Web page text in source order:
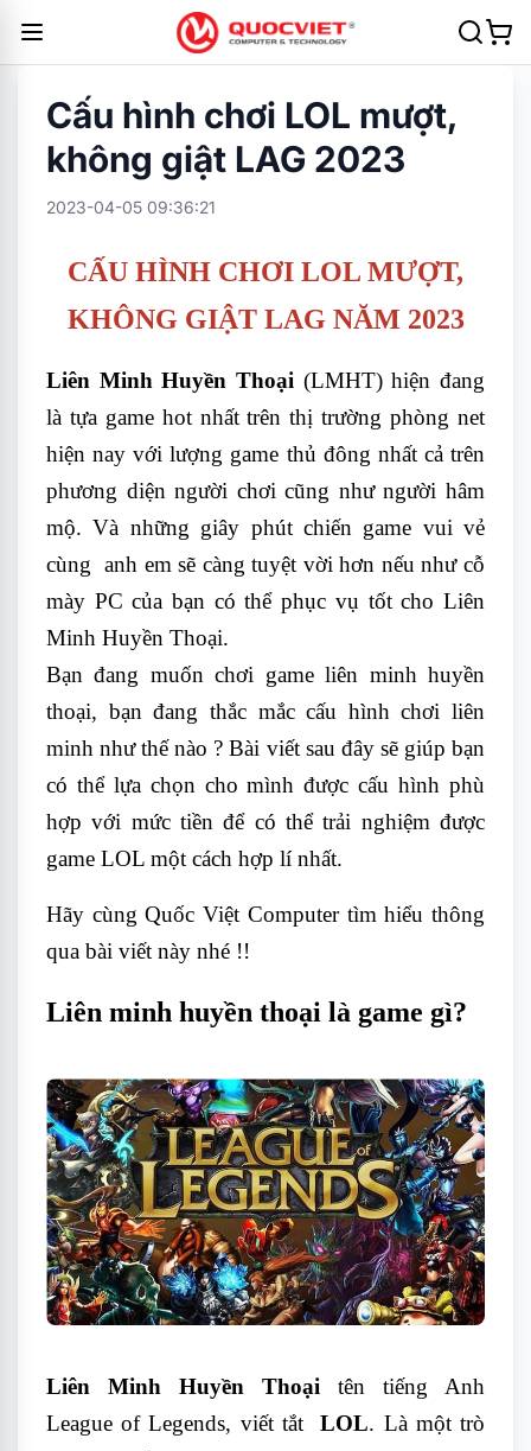
Cấu hình chơi LOL mượt,
không giật LAG 2023
2023-04-05 09:36:21
CẤU HÌNH CHƠI LOL MƯỢT,
KHÔNG GIẬT LAG NĂM 2023
Liên Minh Huyền Thoại (LMHT) hiện đang
là tựa game hot nhất trên thị trường phòng net
hiện nay với lượng game thủ đông nhất cả trên
phương diện người chơi cũng như người hâm
mộ. Và những giây phút chiến game vui vẻ
cùng anh em sẽ càng tuyệt vời hơn nếu như cỗ
mày PC của bạn có thể phục vụ tốt cho Liên
Minh Huyền Thoại.
Bạn đang muốn chơi game liên minh huyền
thoại, bạn đang thắc mắc cấu hình chơi liên
minh như thế nào ? Bài viết sau đây sẽ giúp bạn
có thể lựa chọn cho mình được cấu hình phù
hợp với mức tiền để có thể trải nghiệm được
game LOL một cách hợp lí nhất.
Hãy cùng Quốc Việt Computer tìm hiểu thông
qua bài viết này nhé !!
Liên minh huyền thoại là game gì?
Liên Minh Huyền Thoại tên tiếng Anh
League of Legends, viết tắtLOL. Là một trò